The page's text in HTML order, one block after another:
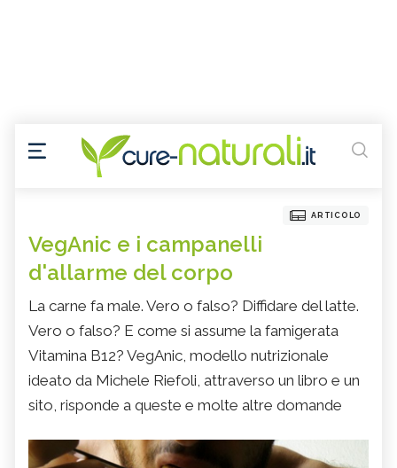
ARTICOLO
VegAnic e i campanelli
d'allarme del corpo
La carne fa male. Vero o falso? Diffidare del latte.
Vero o falso? E come si assume la famigerata
Vitamina B12? VegAnic, modello nutrizionale
ideato da Michele Riefoli, attraverso un libro e un
sito, risponde a queste e molte altre domande